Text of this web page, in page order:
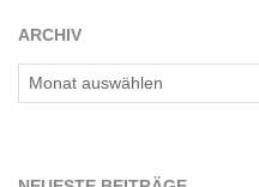
ARCHIV
Archiv